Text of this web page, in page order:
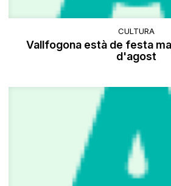
CULTURA
Vallfogona està de festa
d'agost